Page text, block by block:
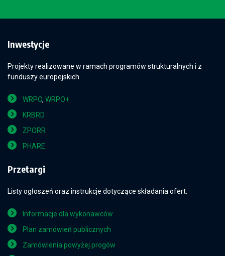
Inwestycje
Projekty realizowane w ramach programów strukturalnych i z
funduszy europejskich.
WRPO, WRPO+
KRBRD
ZPORR
PHARE
Przetargi
Listy ogłoszeń oraz instrukcje dotyczące składania ofert.
Informacje dla wykonawców
Plan zamówień publicznych
Zamówienia powyżej progów